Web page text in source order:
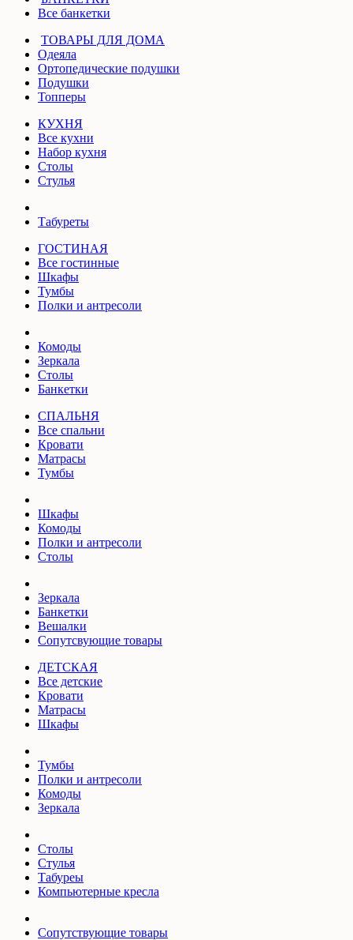
Все банкетки
ТОВАРЫ ДЛЯ ДОМА
Одеяла
Ортопедические подушки
Подушки
Топперы
КУХНЯ
Все кухни
Набор кухня
Столы
Стулья
Табуреты
ГОСТИНАЯ
Все гостинные
Шкафы
Тумбы
Полки и антресоли
Комоды
Зеркала
Столы
Банкетки
СПАЛЬНЯ
Все спальни
Кровати
Матрасы
Тумбы
Шкафы
Комоды
Полки и антресоли
Столы
Зеркала
Банкетки
Вешалки
Сопутсвующие товары
ДЕТСКАЯ
Все детские
Кровати
Матрасы
Шкафы
Тумбы
Полки и антресоли
Комоды
Зеркала
Столы
Стулья
Табуреы
Компьютерные кресла
Сопутствующие товары